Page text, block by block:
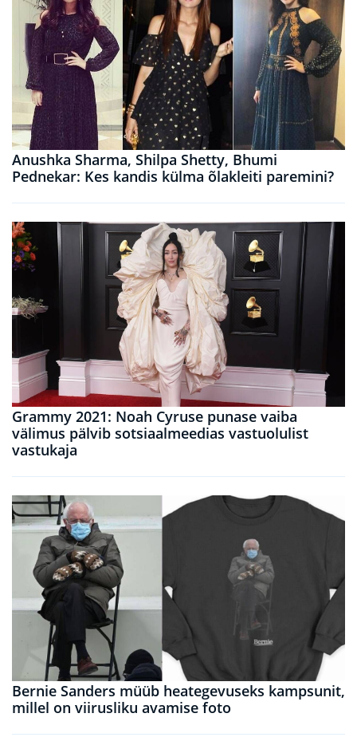
Anushka Sharma, Shilpa Shetty, Bhumi
Pednekar: Kes kandis külma õlakleiti paremini?
Grammy 2021: Noah Cyruse punase vaiba
välimus pälvib sotsiaalmeedias vastuolulist
vastukaja
Bernie Sanders müüb heategevuseks kampsunit,
millel on viirusliku avamise foto